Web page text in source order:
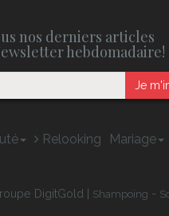
nos derniers articles
hebdomadaire!
Je
Relooking Mariage
DigitGold | Shampoing -